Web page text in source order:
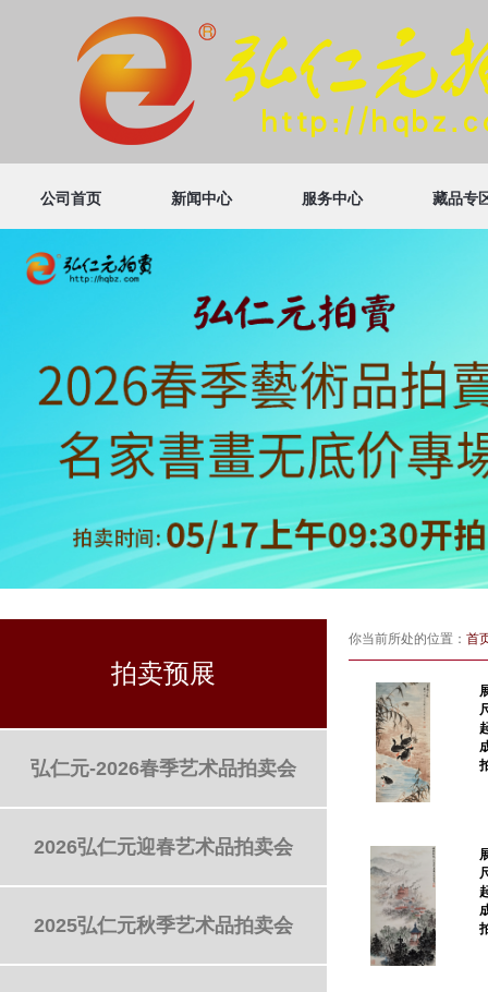
公司首页 新闻中心 服务中心 藏品专
拍卖预展
弘仁元-2026春季艺术品拍卖会
2026弘仁元迎春艺术品拍卖会
2025弘仁元秋季艺术品拍卖会
你当前所处的位置： 首